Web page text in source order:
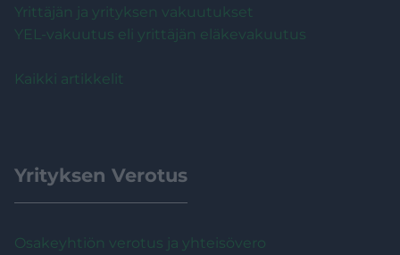
Yrittäjän ja yrityksen vakuutukset
YEL-vakuutus eli yrittäjän eläkevakuutus
Kaikki artikkelit
Yrityksen Verotus
Osakeyhtiön verotus ja yhteisövero